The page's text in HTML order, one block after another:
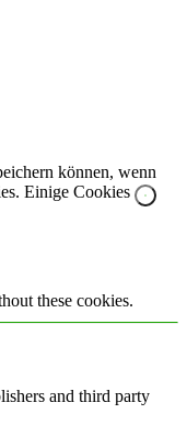
können, wenn
Einige Cookies
these cookies.
and third party